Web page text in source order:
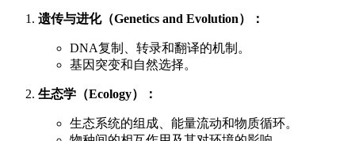
遗传与进化（Genetics and Evolution）：
DNA复制、转录和翻译的机制。
基因突变和自然选择。
生态学（Ecology）：
生态系统的组成、能量流动和物质循环。